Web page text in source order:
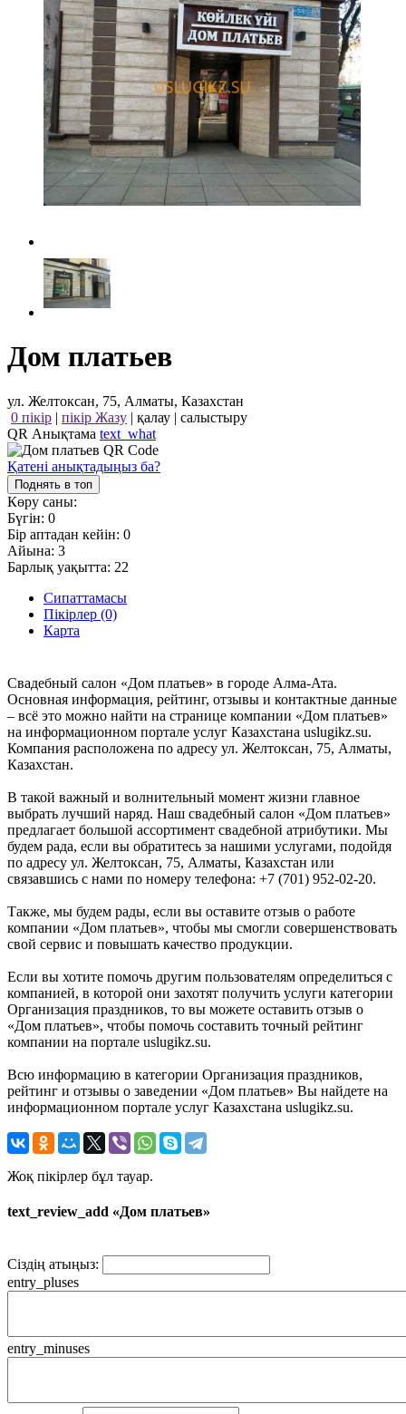
Дом платьев
ул. Желтоксан, 75, Алматы, Казахстан
0 пікір | пікір Жазу | қалау | салыстыру
QR Анықтама text_what
Қатені анықтадыңыз ба?
Поднять в топ
Көру саны:
Бүгін: 0
Бір аптадан кейін: 0
Айына: 3
Барлық уақытта: 22
Сипаттамасы
Пікірлер (0)
Карта
Свадебный салон «Дом платьев» в городе Алма-Ата.
Основная информация, рейтинг, отзывы и контактные данные
– всё это можно найти на странице компании «Дом платьев»
на информационном портале услуг Казахстана uslugikz.su.
Компания расположена по адресу ул. Желтоксан, 75, Алматы,
Казахстан.
В такой важный и волнительный момент жизни главное
выбрать лучший наряд. Наш свадебный салон «Дом платьев»
предлагает большой ассортимент свадебной атрибутики. Мы
будем рада, если вы обратитесь за нашими услугами, подойдя
по адресу ул. Желтоксан, 75, Алматы, Казахстан или
связавшись с нами по номеру телефона: +7 (701) 952-02-20.
Также, мы будем рады, если вы оставите отзыв о работе
компании «Дом платьев», чтобы мы смогли совершенствовать
свой сервис и повышать качество продукции.
Если вы хотите помочь другим пользователям определиться с
компанией, в которой они захотят получить услуги категории
Организация праздников, то вы можете оставить отзыв о
«Дом платьев», чтобы помочь составить точный рейтинг
компании на портале uslugikz.su.
Всю информацию в категории Организация праздников,
рейтинг и отзывы о заведении «Дом платьев» Вы найдете на
информационном портале услуг Казахстана uslugikz.su.
Жоқ пікірлер бұл тауар.
text_review_add «Дом платьев»
Сіздің атыңыз:
entry_pluses
entry_minuses